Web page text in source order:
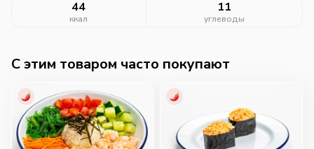
44
ккал
11
углеводы
C этим товаром часто покупают